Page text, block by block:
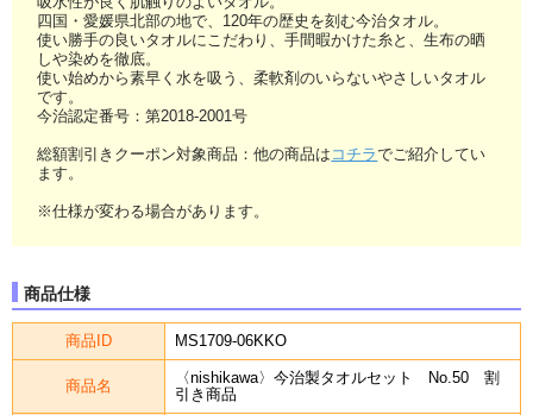
四国・愛媛県北部の地で、120年の歴史を刻む今治タオル。
使い勝手の良いタオルにこだわり、手間暇かけた糸と、生布の晒
しや染めを徹底。
使い始めから素早く水を吸う、柔軟剤のいらないやさしいタオル
です。
今治認定番号：第2018-2001号
総額割引きクーポン対象商品：他の商品は コチラでご紹介してい
ます。
※仕様が変わる場合があります。
商品仕様
商品ID MS1709-06KKO
商品名
〈nishikawa〉今治製タオルセット No.50 割
引き商品